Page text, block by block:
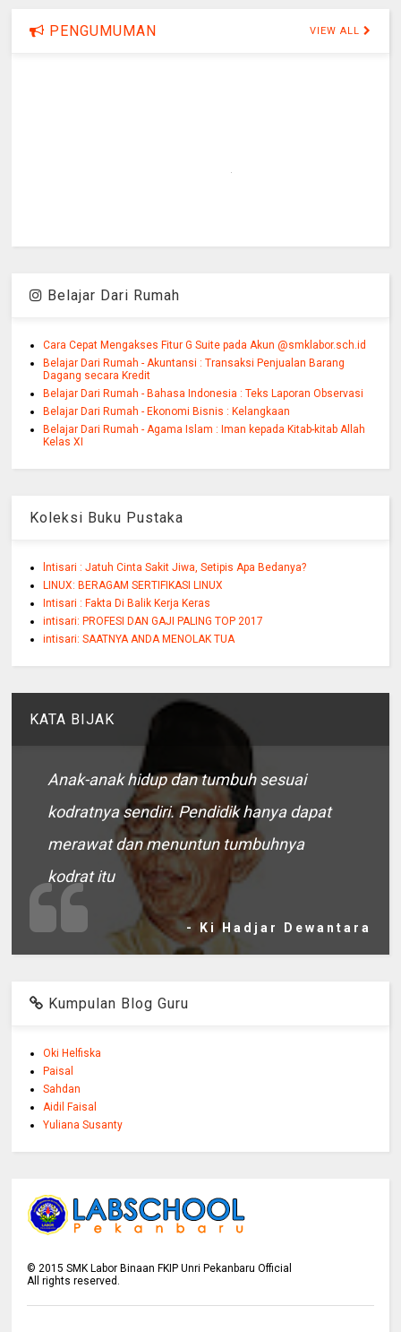
PENGUMUMAN VIEW ALL
Belajar Dari Rumah
Cara Cepat Mengakses Fitur G Suite pada Akun @smklabor.sch.id
Belajar Dari Rumah - Akuntansi : Transaksi Penjualan Barang
Dagang secara Kredit
Belajar Dari Rumah - Bahasa Indonesia : Teks Laporan Observasi
Belajar Dari Rumah - Ekonomi Bisnis : Kelangkaan
Belajar Dari Rumah - Agama Islam : Iman kepada Kitab-kitab Allah
Kelas XI
Koleksi Buku Pustaka
lntisari : Jatuh Cinta Sakit Jiwa, Setipis Apa Bedanya?
LINUX: BERAGAM SERTIFIKASI LINUX
Intisari : Fakta Di Balik Kerja Keras
intisari: PROFESI DAN GAJI PALING TOP 2017
intisari: SAATNYA ANDA MENOLAK TUA
KATA BIJAK
Anak-anak hidup dan tumbuh sesuai
kodratnya sendiri. Pendidik hanya dapat
merawat dan menuntun tumbuhnya
kodrat itu
- Ki Hadjar Dewantara
Kumpulan Blog Guru
Oki Helfiska
Paisal
Sahdan
Aidil Faisal
Yuliana Susanty
©2015 SMK Labor Binaan FKIP Unri Pekanbaru Official
All rights reserved.